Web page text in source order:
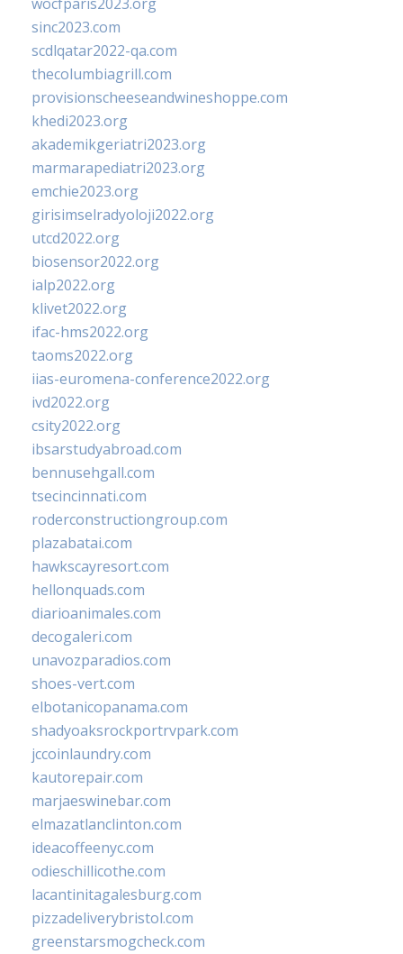
sinc2023.com
scdlqatar2022-qa.com
thecolumbiagrill.com
provisionscheeseandwineshoppe.com
khedi2023.org
akademikgeriatri2023.org
marmarapediatri2023.org
emchie2023.org
girisimselradyoloji2022.org
utcd2022.org
biosensor2022.org
ialp2022.org
klivet2022.org
ifac-hms2022.org
taoms2022.org
iias-euromena-conference2022.org
ivd2022.org
csity2022.org
ibsarstudyabroad.com
bennusehgall.com
tsecincinnati.com
roderconstructiongroup.com
plazabatai.com
hawkscayresort.com
hellonquads.com
diarioanimales.com
decogaleri.com
unavozparadios.com
shoes-vert.com
elbotanicopanama.com
shadyoaksrockportrvpark.com
jccoinlaundry.com
kautorepair.com
marjaeswinebar.com
elmazatlanclinton.com
ideacoffeenyc.com
odieschillicothe.com
lacantinitagalesburg.com
pizzadeliverybristol.com
greenstarsmogcheck.com